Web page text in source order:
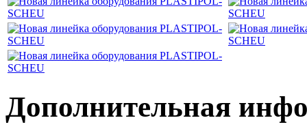
Дополнительная